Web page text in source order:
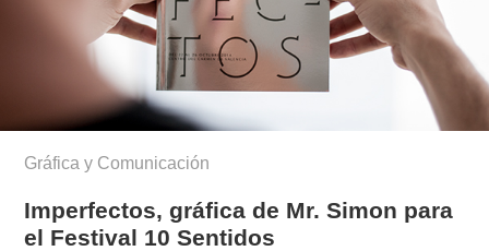
Gráfica y Comunicación
Imperfectos, gráfica de Mr. Simon para
el Festival 10 Sentidos